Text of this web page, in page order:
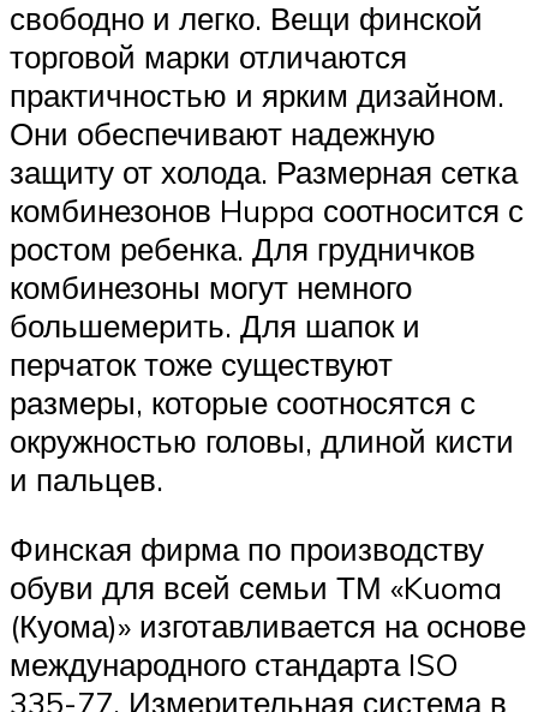
свободно и легко. Вещи финской
торговой марки отличаются
практичностью и ярким дизайном.
Они обеспечивают надежную
защиту от холода. Размерная сетка
комбинезонов Huppa соотносится с
ростом ребенка. Для грудничков
комбинезоны могут немного
большемерить. Для шапок и
перчаток тоже существуют
размеры, которые соотносятся с
окружностью головы, длиной кисти
и пальцев.
Финская фирма по производству
обуви для всей семьи ТМ «Kuoma
(Куома)» изготавливается на основе
международного стандарта ISO
335-77. Измерительная система в